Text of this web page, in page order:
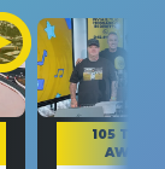
105 TAKE
AWAY